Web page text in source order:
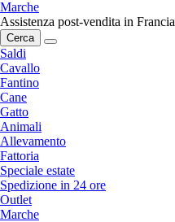
Marche
Assistenza post-vendita in Francia
Cerca
Saldi
Cavallo
Fantino
Cane
Gatto
Animali
Allevamento
Fattoria
Speciale estate
Spedizione in 24 ore
Outlet
Marche